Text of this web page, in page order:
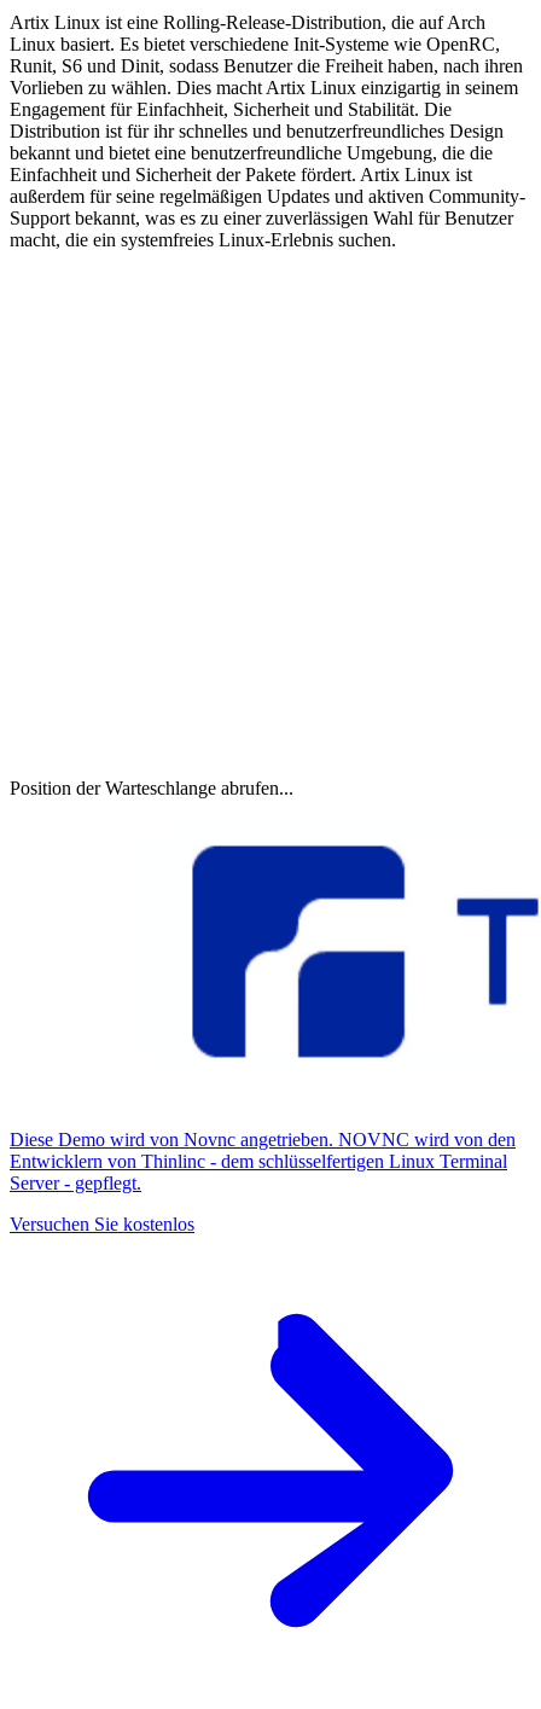
Artix Linux ist eine Rolling-Release-Distribution, die auf Arch
Linux basiert. Es bietet verschiedene Init-Systeme wie OpenRC,
Runit, S6 und Dinit, sodass Benutzer die Freiheit haben, nach ihren
Vorlieben zu wählen. Dies macht Artix Linux einzigartig in seinem
Engagement für Einfachheit, Sicherheit und Stabilität. Die
Distribution ist für ihr schnelles und benutzerfreundliches Design
bekannt und bietet eine benutzerfreundliche Umgebung, die die
Einfachheit und Sicherheit der Pakete fördert. Artix Linux ist
außerdem für seine regelmäßigen Updates und aktiven Community-
Support bekannt, was es zu einer zuverlässigen Wahl für Benutzer
macht, die ein systemfreies Linux-Erlebnis suchen.
Position der Warteschlange abrufen...
Diese Demo wird von Novnc angetrieben. NOVNC wird von den
Entwicklern von Thinlinc - dem schlüsselfertigen Linux Terminal
Server - gepflegt.
Versuchen Sie kostenlos